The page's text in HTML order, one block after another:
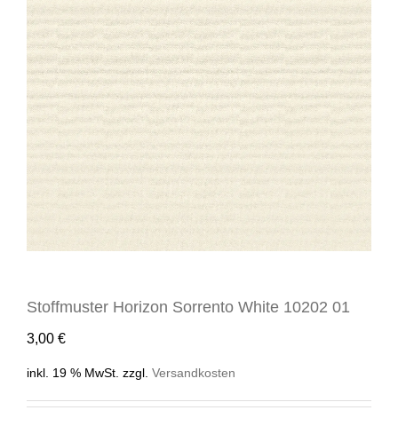
Stoffmuster Horizon Sorrento White 10202 01
3,00 €
inkl. 19 % MwSt. zzgl. Versandkosten